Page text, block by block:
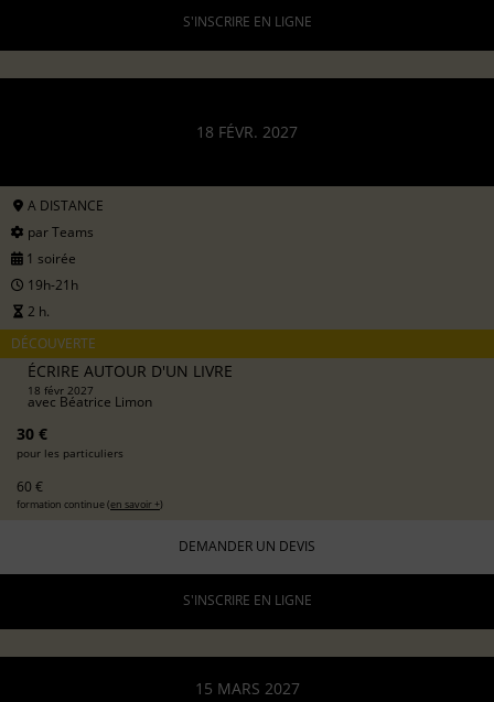
S'INSCRIRE EN LIGNE
18 FÉVR. 2027
A DISTANCE
par Teams
1 soirée
19h-21h
2 h.
DÉCOUVERTE
ÉCRIRE AUTOUR D'UN LIVRE
18 févr 2027
avec Béatrice Limon
30 €
pour les particuliers
60 €
formation continue (en savoir +)
DEMANDER UN DEVIS
S'INSCRIRE EN LIGNE
15 MARS 2027